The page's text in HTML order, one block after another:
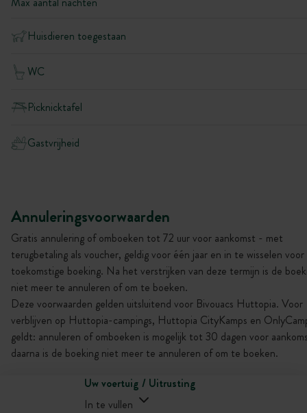
Huisdieren toegestaan
WC
Picknicktafel
Gastvrijheid
Annuleringsvoorwaarden
Gratis annulering of omboeken tot 72 uur voor aankomst - met
terugbetaling als voucher, geldig voor één jaar en in te wisselen
toekomstige boeking. Na het verstrijken van deze termijn is de
niet meer te annuleren of om te boeken.
Deze voorwaarden gelden uitsluitend voor Bivouacs Huttopia. Voor
verblijven op Huttopia-campings, Huttopia CityKamps en
geldt: annuleren of omboeken is mogelijk tot 30 dagen voor
daarna is de boeking niet meer te annuleren of om te boeken.
Uw voertuig / Uitrusting
In te vullen